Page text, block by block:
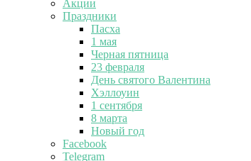
Акции
Праздники
Пасха
1 мая
Черная пятница
23 февраля
День святого Валентина
Хэллоуин
1 сентября
8 марта
Новый год
Facebook
Telegram